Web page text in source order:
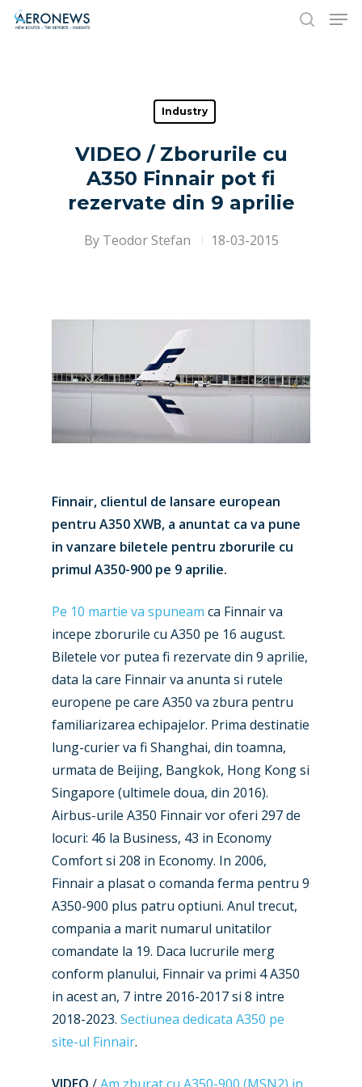
Hit enter to search or ESC to close
Industry
VIDEO / Zborurile cu
A350 Finnair pot fi
rezervate din 9 aprilie
By Teodor Stefan 18-03-2015
Finnair, clientul de lansare european
pentru A350 XWB, a anuntat ca va pune
in vanzare biletele pentru zborurile cu
primul A350-900 pe 9 aprilie.
Pe 10 martie va spuneam ca Finnair va
incepe zborurile cu A350 pe 16 august.
Biletele vor putea fi rezervate din 9 aprilie,
data la care Finnair va anunta si rutele
europene pe care A350 va zbura pentru
familiarizarea echipajelor. Prima destinatie
lung-curier va fi Shanghai, din toamna,
urmata de Beijing, Bangkok, Hong Kong si
Singapore (ultimele doua, din 2016).
Airbus-urile A350 Finnair vor oferi 297 de
locuri: 46 la Business, 43 in Economy
Comfort si 208 in Economy. In 2006,
Finnair a plasat o comanda ferma pentru 9
A350-900 plus patru optiuni. Anul trecut,
compania a marit numarul unitatilor
comandate la 19. Daca lucrurile merg
conform planului, Finnair va primi 4 A350
in acest an, 7 intre 2016-2017 si 8 intre
2018-2023. Sectiunea dedicata A350 pe
site-ul Finnair.
New Routes
Industry